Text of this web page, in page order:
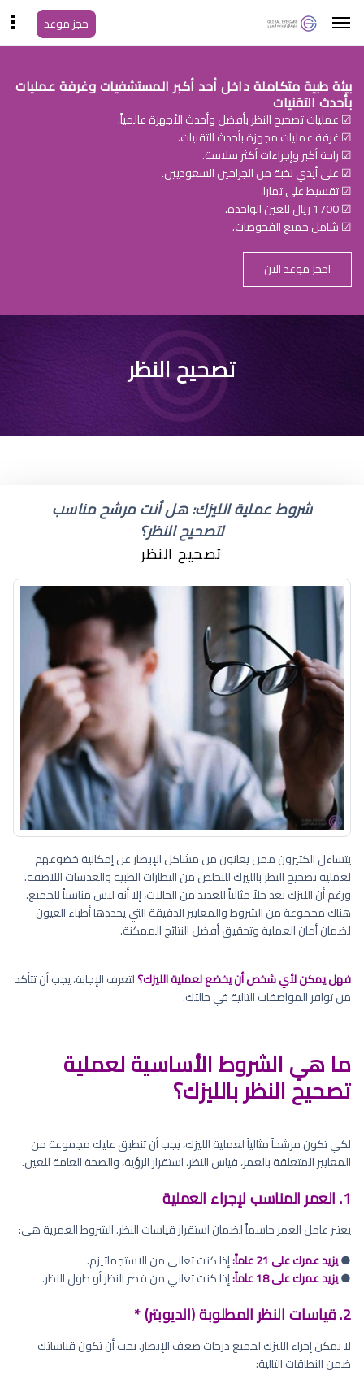
حجز موعد
بيئة طبية متكاملة داخل أحد أكبر المستشفيات وغرفة عمليات
بأحدث التقنيات
☑ عمليات تصحيح النظر بأفضل وأحدث الأجهزة عالمياً.
☑ غرفة عمليات مجهزة بأحدث التقنيات.
☑ راحة أكبر وإجراءات أكثر سلاسة.
☑ على أيدي نخبة من الجراحين السعوديين.
☑ تقسيط على تمارا.
☑ 1700 ريال للعين الواحدة.
☑ شامل جميع الفحوصات.
احجز موعد الان
افضل دكتور لعمليه
تصحيح النظر أبها
تصحيح النظر
شروط عملية الليزك: هل أنت مرشح مناسب
لتصحيح النظر؟
تصحيح النظر
يتساءل الكثيرون ممن يعانون من مشاكل الإبصار عن إمكانية خضوعهم
لعملية تصحيح النظر بالليزك للتخلص من النظارات الطبية والعدسات اللاصقة.
ورغم أن الليزك يعد حلاً مثالياً للعديد من الحالات، إلا أنه ليس مناسباً للجميع.
هناك مجموعة من الشروط والمعايير الدقيقة التي يحددها أطباء العيون
لضمان أمان العملية وتحقيق أفضل النتائج الممكنة.
فهل يمكن لأي شخص أن يخضع لعملية الليزك؟لتعرف الإجابة، يجب أن تتأكد
من توافر المواصفات التالية في حالتك.
ما هي الشروط الأساسية لعملية
تصحيح النظر بالليزك؟
لكي تكون مرشحاً مثالياً لعملية الليزك، يجب أن تنطبق عليك مجموعة من
المعايير المتعلقة بالعمر، قياس النظر، استقرار الرؤية، والصحة العامة للعين.
1. العمر المناسب لإجراء العملية
يعتبر عامل العمر حاسماً لضمان استقرار قياسات النظر. الشروط العمرية هي:
●يزيد عمرك على 21 عاماً:
إذا كنت تعاني من الاستجماتيزم.
●يزيد عمرك على 18 عاماً: إذا كنت تعاني من قصر النظر أو طول النظر.
2. قياسات النظر المطلوبة (الديوبتر) *
لا يمكن إجراء الليزك لجميع درجات ضعف الإبصار. يجب أن تكون قياساتك
ضمن النطاقات التالية: